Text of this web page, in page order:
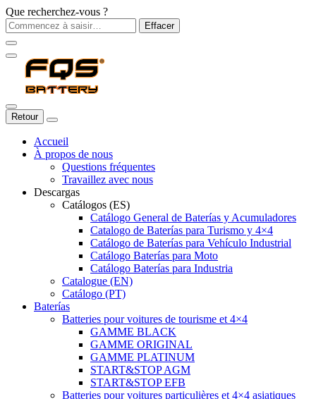
Que recherchez-vous ?
Effacer
Retour
Accueil
À propos de nous
Questions fréquentes
Travaillez avec nous
Descargas
Catálogos (ES)
Catálogo General de Baterías y Acumuladores
Catalogo de Baterías para Turismo y 4×4
Catálogo de Baterías para Vehículo Industrial
Catálogo Baterías para Moto
Catálogo Baterías para Industria
Catalogue (EN)
Catálogo (PT)
Baterías
Batteries pour voitures de tourisme et 4×4
GAMME BLACK
GAMME ORIGINAL
GAMME PLATINUM
START&STOP AGM
START&STOP EFB
Batteries pour voitures particulières et 4×4 asiatiques